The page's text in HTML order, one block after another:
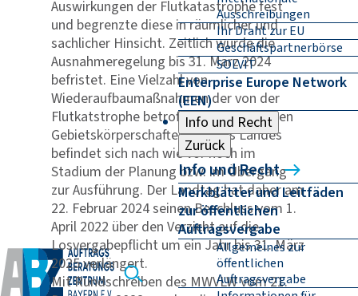
Ausschreibungen
Ihr Draht zur EU
Geschäftspartnerbörse
SOLVIT
Enterprise Europe Network
(EEN)
Info und Recht
Zurück
Info und Recht
Merkblätter und Leitfäden
zur öffentlichen
Auftragsvergabe
Allgemeines zur
öffentlichen
Auftragsvergabe
Auswirkungen der Flutkatastrophe fest
und begrenzte diese in räumlicher und
sachlicher Hinsicht. Zeitlich wurde die
Ausnahmeregelung bis 31. März 2024
befristet. Eine Vielzahl von
Wiederaufbaumaßnahmen der von der
Flutkatstrophe betroffenen kommunalen
Gebietskörperschaften und des Landes
befindet sich nach wie vor noch im
Stadium der Planung bzw. im Übergang
zur Ausführung. Der Landtag hat daher am
22. Februar 2024 seinen Beschluss vom 1.
April 2022 über den Verzicht auf die
Losvergabepflicht um ein Jahr bis 31. März
2025 verlängert.
Mit Rundschreiben des MWVLW vom 21.